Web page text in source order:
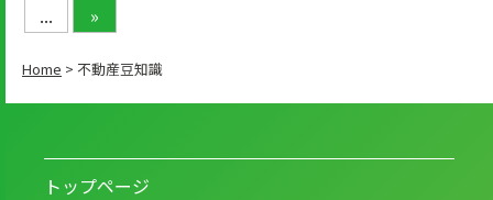
...
»
Home > 不動産豆知識
トップページ